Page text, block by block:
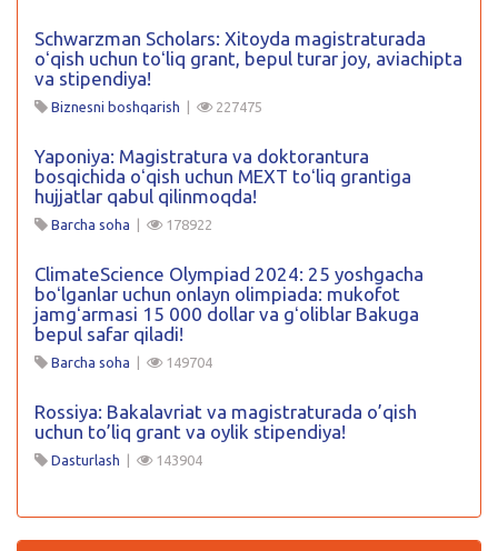
Schwarzman Scholars: Xitoyda magistraturada
oʻqish uchun toʻliq grant, bepul turar joy, aviachipta
va stipendiya!
Biznesni boshqarish 227475
Yaponiya: Magistratura va doktorantura
bosqichida oʻqish uchun MEXT toʻliq grantiga
hujjatlar qabul qilinmoqda!
Barcha soha 178922
ClimateScience Olympiad 2024: 25 yoshgacha
boʻlganlar uchun onlayn olimpiada: mukofot
jamgʻarmasi 15 000 dollar va gʻoliblar Bakuga
bepul safar qiladi!
Barcha soha 149704
Rossiya: Bakalavriat va magistraturada o’qish
uchun to’liq grant va oylik stipendiya!
Dasturlash 143904